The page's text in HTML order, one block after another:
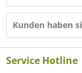
Kunden haben
Service Hotline